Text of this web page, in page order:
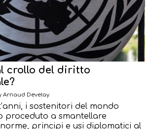
crollo del diritto
Arnaud Develay
i sostenitori del mondo
proceduto a smantellare
principi e usi diplomatici al